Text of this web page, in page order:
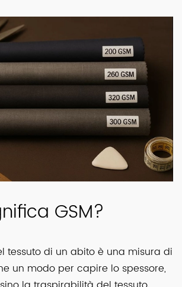
GSM?
tessuto di un abito è una misura di
un modo per capire lo spessore,